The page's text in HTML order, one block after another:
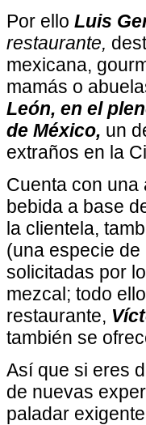
Por ello Luis
restaurante,
mexicana,
mamás o
León, en el
de México, un
extraños en la
Cuenta con una
bebida a base
la clientela,
(una especie
solicitadas por
mezcal; todo
restaurante,
también se
Así que si eres
de nuevas
paladar